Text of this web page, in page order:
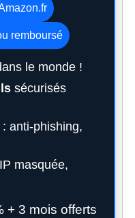
remboursé
le monde !
sécurisés
anti-phishing,
masquée,
+ 3 mois offerts